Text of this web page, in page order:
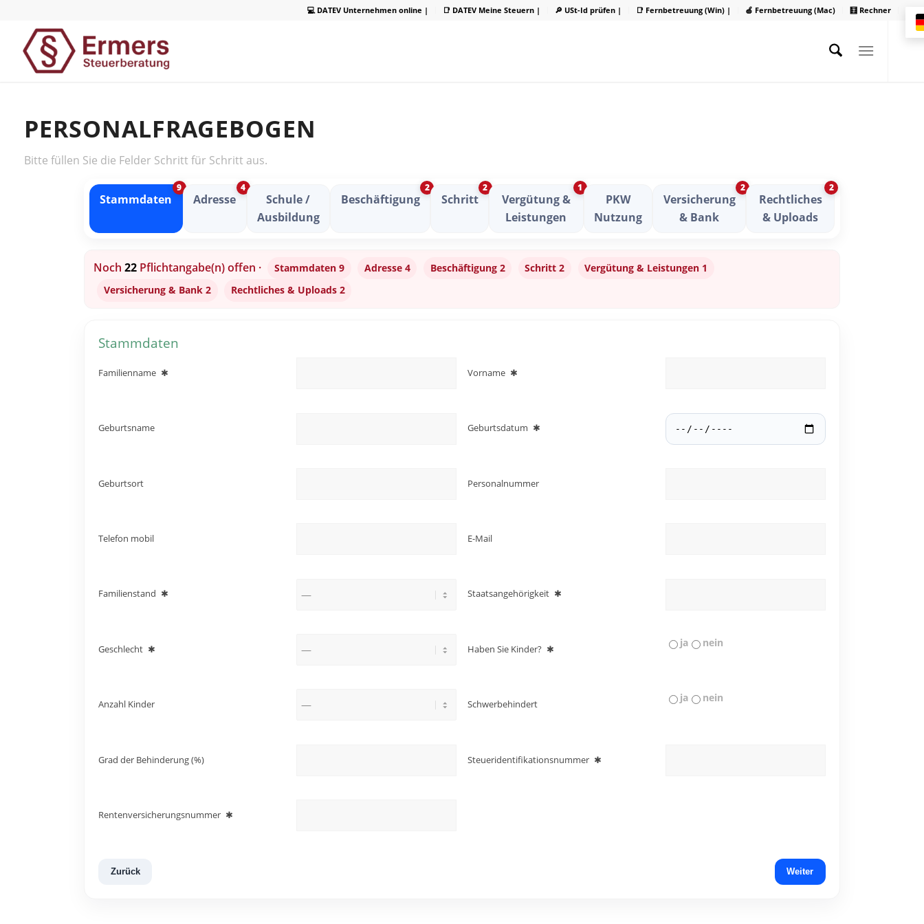
💻 DATEV Unternehmen online | 📑 DATEV Meine Steuern | 🔎 USt-Id prüfen | 📑 Fernbetreuung (Win) | 🍏 Fernbetreuung (Mac) 🧮 Rechner
PERSONALFRAGEBOGEN
Bitte füllen Sie die Felder Schritt für Schritt aus.
Stammdaten
9
Adresse
4
Schule /
Ausbildung
Beschäftigung
2
Schritt
2
Vergütung &
Leistungen
1
PKW
Nutzung
Versicherung
& Bank
2
Rechtliches
& Uploads
2
Noch 22Pflichtangabe(n) offen · Stammdaten 9 Adresse 4 Beschäftigung 2 Schritt 2
Vergütung & Leistungen 1
Versicherung & Bank 2
Rechtliches & Uploads 2
Stammdaten
Familienname ✱ Vorname ✱
Geburtsname Geburtsdatum ✱
Geburtsort Personalnummer
Telefon mobil E-Mail
Familienstand ✱ Staatsangehörigkeit ✱
Geschlecht ✱ Haben Sie Kinder? ✱ ja nein
Anzahl Kinder Schwerbehindert ja nein
Grad der Behinderung (%) Steueridentifikationsnummer ✱
Rentenversicherungsnummer ✱
Zurück Weiter